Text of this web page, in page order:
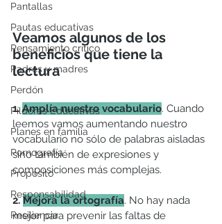
Pantallas
Pautas educativas
Pensamiento crítico
Padres y madres
Perdón
Píldoras Educativas
Planes en familia
Pornografía
Propósito
Responsabilidad
Resiliencia
Veamos algunos de los
beneficios que tiene la
lectura
1. Amplía nuestro vocabulario. Cuando
leemos vamos aumentando nuestro
vocabulario no sólo de palabras aisladas
sino también de expresiones y
composiciones más complejas.
2. Mejora la ortografía. No hay nada
mejor para prevenir las faltas de